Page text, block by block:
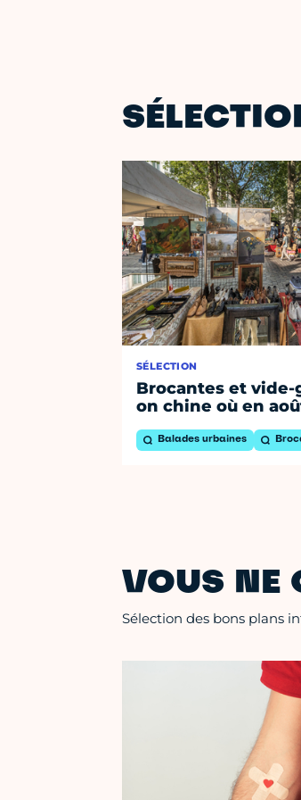
SÉLECTION
Brocantes et vide-
on chine où en
Balades urbaines
VOUS NE
Sélection des bons plans